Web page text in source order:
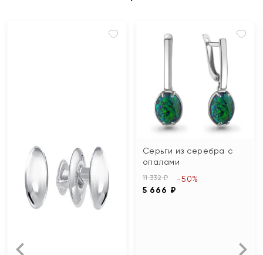
Серьги из серебра с
опалами
11 332 ₽
5 666 ₽
-50%